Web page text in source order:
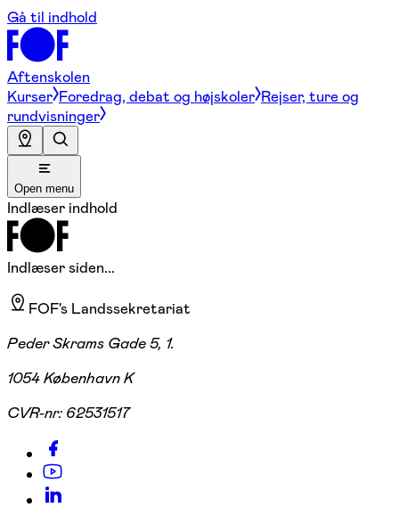
Gå til indhold
Aftenskolen
Kurser Foredrag, debat og højskoler Rejser, ture og
rundvisninger
Open menu
Indlæser indhold
Indlæser siden...
FOF's Landssekretariat
Peder Skrams Gade 5, 1.
1054 København K
CVR-nr: 62531517